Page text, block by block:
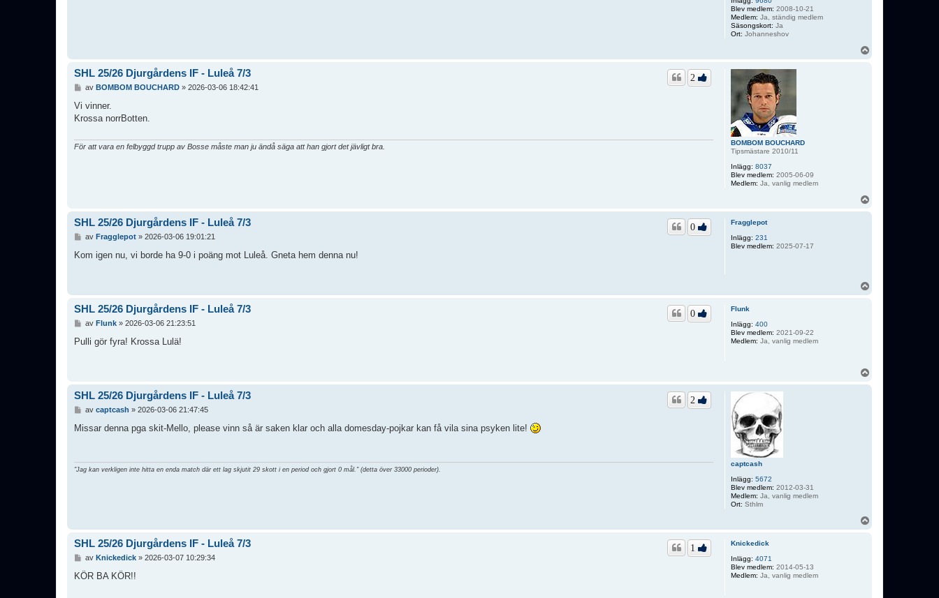
Blev medlem: 2008-10-21
Medlem: Ja, ständig medlem
Säsongskort: Ja
Ort: Johanneshov
BOMBOM BOUCHARD
Tipsmästare 2010/11
Inlägg: 8037
Blev medlem: 2005-06-09
Medlem: Ja, vanlig medlem
SHL 25/26 Djurgårdens IF - Luleå 7/3 2
g
av BOMBOM BOUCHARD» 2026-03-06 18:42:41
Vi vinner.
Krossa norrBotten.
För att vara en felbyggd trupp av Bosse måste man ju ändå säga att han gjort det jävligt bra.
Fragglepot
Inlägg: 231
Blev medlem: 2025-07-17
SHL 25/26 Djurgårdens IF - Luleå 7/3 0
l
av Fragglepot» 2026-03-06 19:01:21
Kom igen nu, vi borde ha 9-0 i poäng mot Luleå. Gneta hem denna nu!
Flunk
Inlägg: 400
Blev medlem: 2021-09-22
Medlem: Ja, vanlig medlem
SHL 25/26 Djurgårdens IF - Luleå 7/3 0
av Flunk» 2026-03-06 21:23:51
Pulli gör fyra! Krossa Lulä!
captcash
Inlägg: 5672
Blev medlem: 2012-03-31
Medlem: Ja, vanlig medlem
Ort: Sthlm
SHL 25/26 Djurgårdens IF - Luleå 7/3 2
l
av captcash » 2026-03-06 21:47:45
Missar denna pga skit-Mello, please vinn så är saken klar och alla domesday-pojkar kan få vila sina psyken lite!
"Jag kan verkligen inte hitta en enda match där ett lag skjutit 29 skott i en period och gjort 0 mål." (detta över 33000 perioder).
Knickedick
Inlägg: 4071
Blev medlem: 2014-05-13
Medlem: Ja, vanlig medlem
SHL 25/26 Djurgårdens IF - Luleå 7/3 1
l
av Knickedick» 2026-03-07 10:29:34
KÖR BA KÖR!!